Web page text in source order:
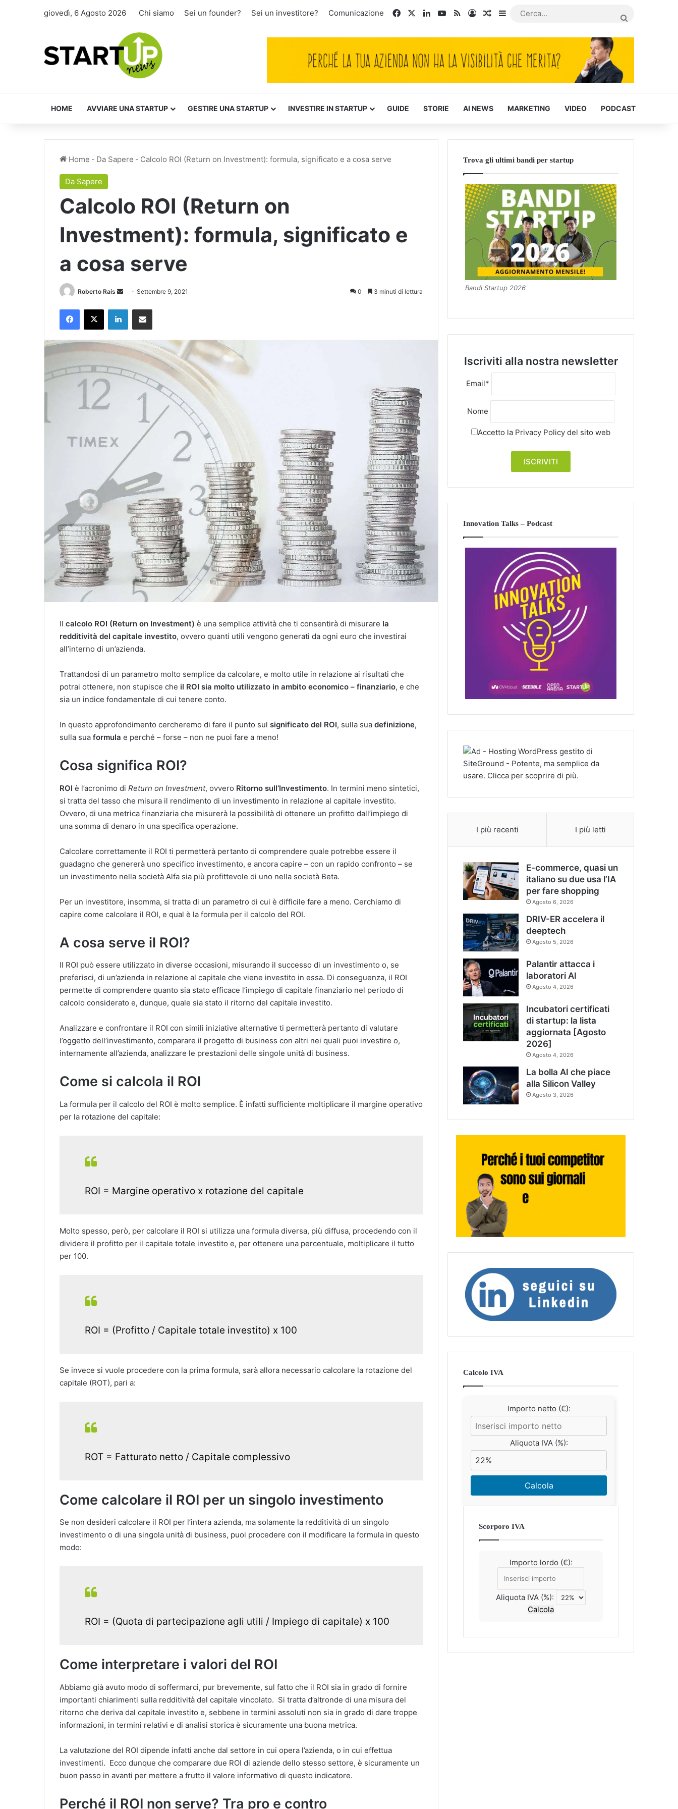
giovedì, 6 Agosto 2026 Chi siamo Sei un founder? Sei un investitore? Comunicazione FacebookLinkedInYou Tube
RSSAccediArticoli Casuali
Barra laterale
HOME AVVIARE UNA STARTUP GESTIRE UNA STARTUP INVESTIRE IN STARTUP GUIDE STORIE AI NEWS MARKETING VIDEO PODCAST
Home - Da Sapere - Calcolo ROI (Return on Investment): formula, significato e a cosa serve
Da Sapere
Calcolo ROI (Return on
Investment): formula, significato e
a cosa serve
Roberto Rais
Invia Settembre 9, 2021 0 3 minuti di lettura
Facebook
X LinkedInCondividi via Email
Il calcolo ROI (Return on Investment) è una semplice attività che ti consentirà di misurare la
redditività del capitale investito, ovvero quanti utili vengono generati da ogni euro che investirai
all’interno di un’azienda.
Trattandosi di un parametro molto semplice da calcolare, e molto utile in relazione ai risultati che
potrai ottenere, non stupisce che il ROI sia molto utilizzato in ambito economico – finanziario, e che
sia un indice fondamentale di cui tenere conto.
In questo approfondimento cercheremo di fare il punto sul significato del ROI, sulla sua definizione,
sulla sua formula e perché – forse – non ne puoi fare a meno!
Cosa significa ROI?
ROI è l’acronimo di Return on Investment, ovvero Ritorno sull’Investimento. In termini meno sintetici,
si tratta del tasso che misura il rendimento di un investimento in relazione al capitale investito.
Ovvero, di una metrica finanziaria che misurerà la possibilità di ottenere un profitto dall’impiego di
una somma di denaro in una specifica operazione.
Calcolare correttamente il ROI ti permetterà pertanto di comprendere quale potrebbe essere il
guadagno che genererà uno specifico investimento, e ancora capire – con un rapido confronto – se
un investimento nella società Alfa sia più profittevole di uno nella società Beta.
Per un investitore, insomma, si tratta di un parametro di cui è difficile fare a meno. Cerchiamo di
capire come calcolare il ROI, e qual è la formula per il calcolo del ROI.
A cosa serve il ROI?
Il ROI può essere utilizzato in diverse occasioni, misurando il successo di un investimento o, se
preferisci, di un’azienda in relazione al capitale che viene investito in essa. Di conseguenza, il ROI
permette di comprendere quanto sia stato efficace l’impiego di capitale finanziario nel periodo di
calcolo considerato e, dunque, quale sia stato il ritorno del capitale investito.
Analizzare e confrontare il ROI con simili iniziative alternative ti permetterà pertanto di valutare
l’oggetto dell’investimento, comparare il progetto di business con altri nei quali puoi investire o,
internamente all’azienda, analizzare le prestazioni delle singole unità di business.
Come si calcola il ROI
La formula per il calcolo del ROI è molto semplice. È infatti sufficiente moltiplicare il margine operativo
per la rotazione del capitale:
ROI = Margine operativo x rotazione del capitale
Molto spesso, però, per calcolare il ROI si utilizza una formula diversa, più diffusa, procedendo con il
dividere il profitto per il capitale totale investito e, per ottenere una percentuale, moltiplicare il tutto
per 100.
ROI = (Profitto / Capitale totale investito) x 100
Se invece si vuole procedere con la prima formula, sarà allora necessario calcolare la rotazione del
capitale (ROT), pari a:
ROT = Fatturato netto / Capitale complessivo
Come calcolare il ROI per un singolo investimento
Se non desideri calcolare il ROI per l’intera azienda, ma solamente la redditività di un singolo
investimento o di una singola unità di business, puoi procedere con il modificare la formula in questo
modo:
ROI = (Quota di partecipazione agli utili / Impiego di capitale) x 100
Come interpretare i valori del ROI
Abbiamo già avuto modo di soffermarci, pur brevemente, sul fatto che il ROI sia in grado di fornire
importanti chiarimenti sulla redditività del capitale vincolato. Si tratta d’altronde di una misura del
ritorno che deriva dal capitale investito e, sebbene in termini assoluti non sia in grado di dare troppe
informazioni, in termini relativi e di analisi storica è sicuramente una buona metrica.
La valutazione del ROI dipende infatti anche dal settore in cui opera l’azienda, o in cui effettua
investimenti. Ecco dunque che comparare due ROI di aziende dello stesso settore, è sicuramente un
buon passo in avanti per mettere a frutto il valore informativo di questo indicatore.
Perché il ROI non serve? Tra pro e contro
Trova gli ultimi bandi per startup
Bandi Startup 2026
Iscriviti alla nostra newsletter
Email*
Nome
Accetto la Privacy Policy del sito web
Innovation Talks – Podcast
I più recenti I più letti
E-commerce, quasi un
italiano su due usa l’IA
per fare shopping
Agosto 6, 2026
DRIV-ER accelera il
deeptech
Agosto 5, 2026
Palantir attacca i
laboratori AI
Agosto 4, 2026
Incubatori certificati
di startup: la lista
aggiornata [Agosto
2026]
Agosto 4, 2026
La bolla AI che piace
alla Silicon Valley
Agosto 3, 2026
Calcolo IVA
Importo netto (€):
Aliquota IVA (%):
Calcola
Scorporo IVA
Importo lordo (€):
Aliquota IVA (%):
Calcola